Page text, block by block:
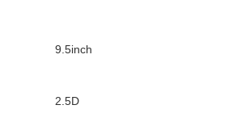
9.5inch
2.5D